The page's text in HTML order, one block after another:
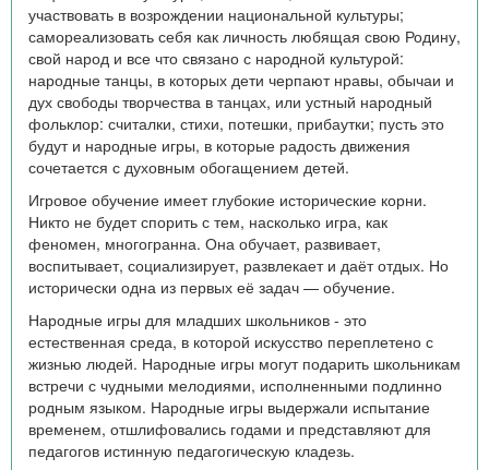
участвовать в возрождении национальной культуры;
самореализовать себя как личность любящая свою Родину,
свой народ и все что связано с народной культурой:
народные танцы, в которых дети черпают нравы, обычаи и
дух свободы творчества в танцах, или устный народный
фольклор: считалки, стихи, потешки, прибаутки; пусть это
будут и народные игры, в которые радость движения
сочетается с духовным обогащением детей.
Игровое обучение имеет глубокие исторические корни.
Никто не будет спорить с тем, насколько игра, как
феномен, многогранна. Она обучает, развивает,
воспитывает, социализирует, развлекает и даёт отдых. Но
исторически одна из первых её задач — обучение.
Народные игры для младших школьников - это
естественная среда, в которой искусство переплетено с
жизнью людей. Народные игры могут подарить школьникам
встречи с чудными мелодиями, исполненными подлинно
родным языком. Народные игры выдержали испытание
временем, отшлифовались годами и представляют для
педагогов истинную педагогическую кладезь.